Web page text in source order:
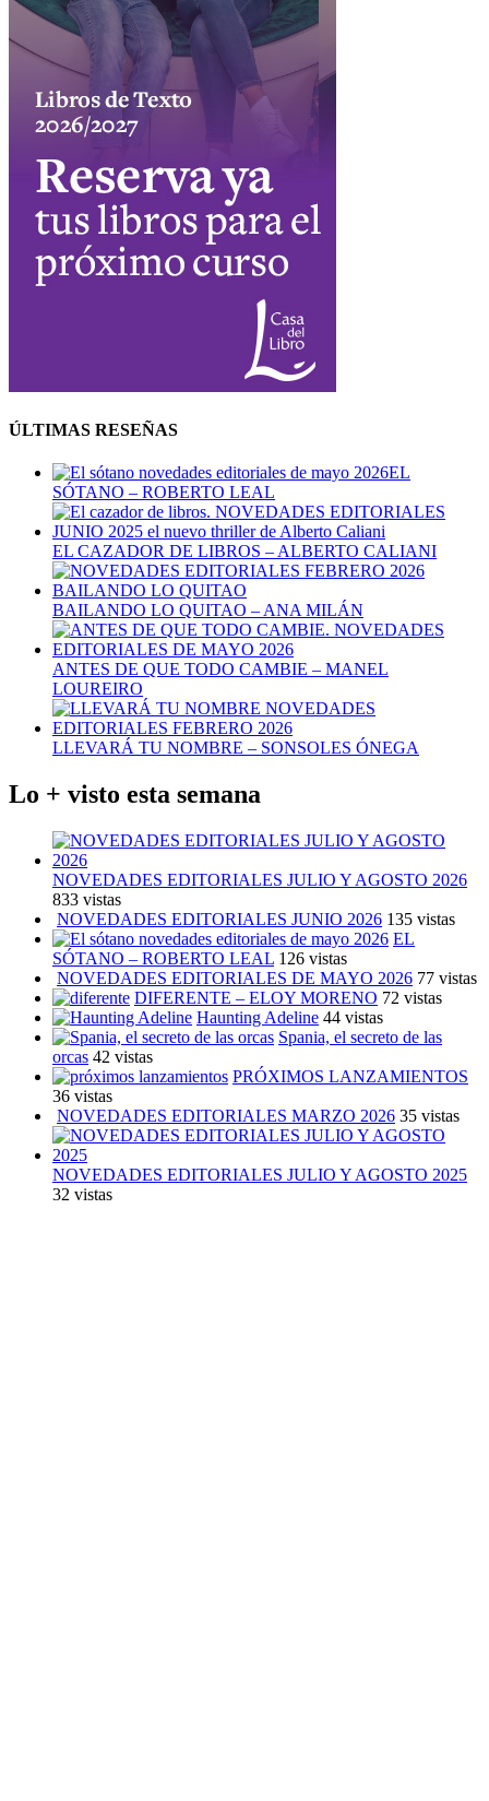
ÚLTIMAS RESEÑAS
EL
SÓTANO – ROBERTO LEAL
EL CAZADOR DE LIBROS – ALBERTO CALIANI
BAILANDO LO QUITAO – ANA MILÁN
ANTES DE QUE TODO CAMBIE – MANEL
LOUREIRO
LLEVARÁ TU NOMBRE – SONSOLES ÓNEGA
Lo + visto esta semana
NOVEDADES EDITORIALES JULIO Y AGOSTO 2026
833 vistas
NOVEDADES EDITORIALES JUNIO 2026 135 vistas
EL
SÓTANO – ROBERTO LEAL 126 vistas
NOVEDADES EDITORIALES DE MAYO 2026 77 vistas
DIFERENTE – ELOY MORENO 72 vistas
Haunting Adeline 44 vistas
Spania, el secreto de las
orcas 42 vistas
PRÓXIMOS LANZAMIENTOS
36 vistas
NOVEDADES EDITORIALES MARZO 2026 35 vistas
NOVEDADES EDITORIALES JULIO Y AGOSTO 2025
32 vistas